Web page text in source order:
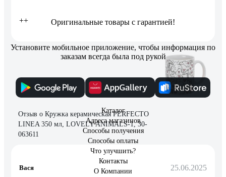
++
3 отзыва
Отзыв о Кружка керамическая PERFECTO
LINEA 350 мл, LOVELY ANIMALS-1, 30-
063611
Вася 25.06.2025
Оригинальные товары с гарантией!
Установите мобильное приложение, чтобы информация по
заказам всегда была под рукой
Каталог
Адреса магазинов
Способы получения
Способы оплаты
Что улучшить?
Контакты
О Компании